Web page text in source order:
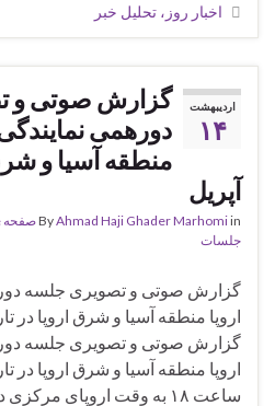
اخبار روز، تحلیل خبر
اردیبهشت
۱۴
گزارش صوتی و
دورهمی
آپریل
ByAhmad Haji Ghader Marhomiin صفحه
جلسات
گزارش صوتی و تصویری جلسه
گزارش صوتی و تصویری جلسه
ساعت ۱۸ به وقت اروپای